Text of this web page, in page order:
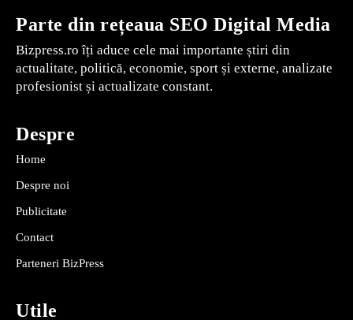
Parte din rețeaua SEO Digital Media
Bizpress.ro îți aduce cele mai importante știri din
actualitate, politică, economie, sport și externe, analizate
profesionist și actualizate constant.
Despre
Home
Despre noi
Publicitate
Contact
Parteneri BizPress
Utile